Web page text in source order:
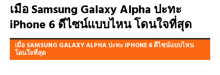
เมื่อ Samsung Galaxy Alpha ปะทะ
iPhone 6 ดีไซน์แบบไหน โดนใจที่สุด
เมื่อ SAMSUNG GALAXY ALPHA ปะทะ IPHONE 6 ดีไซน์แบบไหน
โดนใจที่สุด